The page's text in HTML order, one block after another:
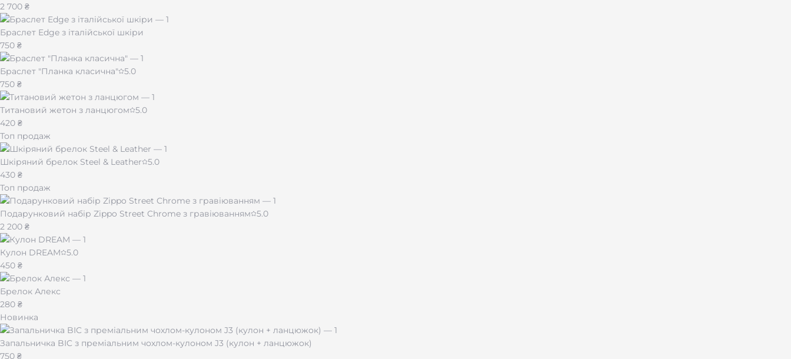
2 700 ₴
Браслет Edge з італійської шкіри
750 ₴
Браслет "Планка класична"
5.0
750 ₴
Титановий жетон з ланцюгом
5.0
420 ₴
Топ продаж
Шкіряний брелок Steel & Leather
5.0
430 ₴
Топ продаж
Подарунковий набір Zippo Street Chrome з гравіюванням
5.0
2 200 ₴
Кулон DREAM
5.0
450 ₴
Брелок Алекс
280 ₴
Новинка
Запальничка BIC з преміальним чохлом-кулоном J3 (кулон + ланцюжок)
750 ₴